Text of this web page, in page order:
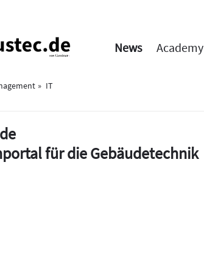
News Academy
IT
für die Gebäudetechnik